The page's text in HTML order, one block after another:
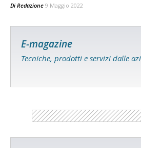
Di Redazione 9 Maggio 2022
E-magazine
Tecniche, prodotti e servizi dalle